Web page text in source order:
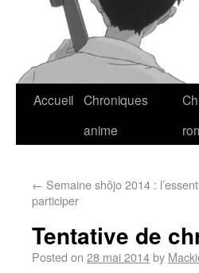
Accueil Chroniques
anime
← Semaine shôjo 2014 :
participer
Tentative de
Posted on 28 mai 2014by